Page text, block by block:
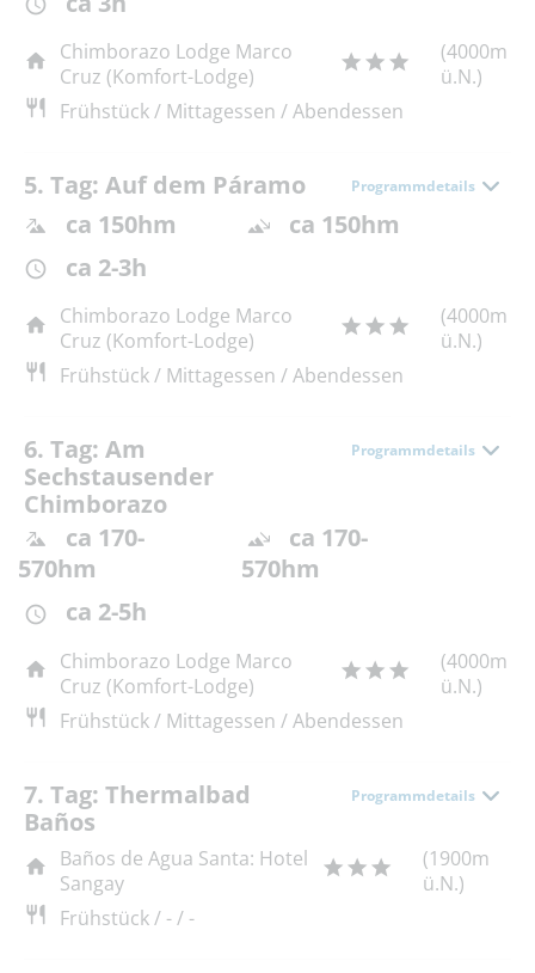
Chimborazo Lodge Marco
Cruz (Komfort-Lodge)
(4000m
ü.N.)
Frühstück / Mittagessen / Abendessen
5. Tag: Auf dem Páramo Programmdetails
ca 150hm
ca 150hm
ca 2-3h
Chimborazo Lodge Marco
Cruz (Komfort-Lodge)
(4000m
ü.N.)
Frühstück / Mittagessen / Abendessen
6. Tag: Am
Sechstausender
Chimborazo
Programmdetails
ca 170-
570hm
ca 170-
570hm
ca 2-5h
Chimborazo Lodge Marco
Cruz (Komfort-Lodge)
(4000m
ü.N.)
Frühstück / Mittagessen / Abendessen
7. Tag: Thermalbad
Baños
Programmdetails
Baños de Agua Santa: Hotel
Sangay
(1900m
ü.N.)
Frühstück / - / -